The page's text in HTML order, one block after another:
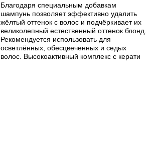
Благодаря специальным добавкам
шампунь позволяет эффективно удалить
жёлтый оттенок с волос и подчёркивает их
великолепный естественный оттенок блонд.
Рекомендуется использовать для
осветлённых, обесцвеченных и седых
волос. Высокоактивный комплекс с керати